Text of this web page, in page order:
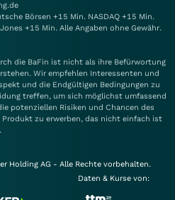
Börsen +15 Min. NASDAQ +15 Min.
+15 Min. Alle Angaben ohne Gewähr.
die BaFin ist nicht als ihre Befürwortung
Wir empfehlen Interessenten und
und die Endgültigen Bedingungen zu
treffen, um sich möglichst umfassend
potenziellen Risiken und Chancen des
zu erwerben, das nicht einfach ist
Holding AG - Alle Rechte vorbehalten.
Daten & Kurse von: